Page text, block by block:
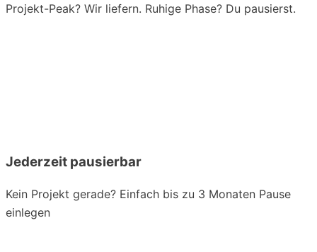
Projekt-Peak? Wir liefern. Ruhige Phase? Du pausierst.
Jederzeit pausierbar
Kein Projekt gerade? Einfach bis zu 3 Monaten Pause
einlegen